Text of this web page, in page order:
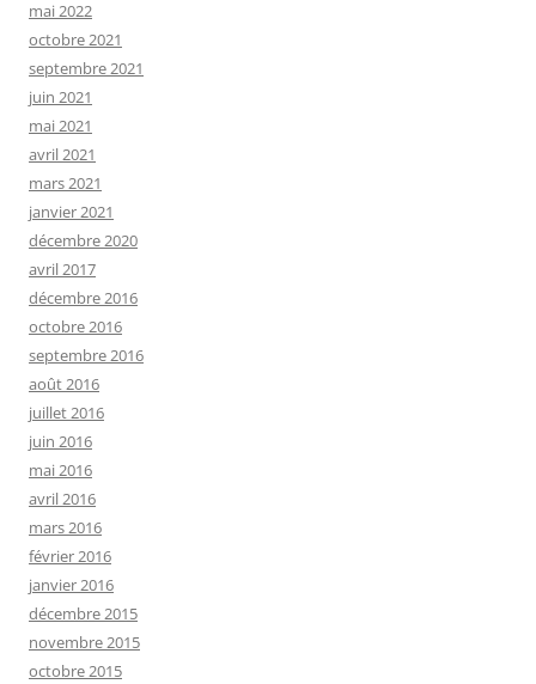
mai 2022
octobre 2021
septembre 2021
juin 2021
mai 2021
avril 2021
mars 2021
janvier 2021
décembre 2020
avril 2017
décembre 2016
octobre 2016
septembre 2016
août 2016
juillet 2016
juin 2016
mai 2016
avril 2016
mars 2016
février 2016
janvier 2016
décembre 2015
novembre 2015
octobre 2015